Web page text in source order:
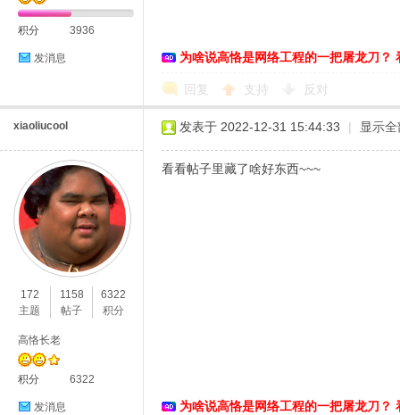
积分 3936
发消息 为啥说高恪是网络工程的一把屠龙刀？
回复 支持 反对
xiaoliucool
172
主题
1158
帖子
6322
积分
高恪长老
积分 6322
发消息
发表于 2022-12-31 15:44:33 | 显示
看看帖子里藏了啥好东西~~~
为啥说高恪是网络工程的一把屠龙刀？